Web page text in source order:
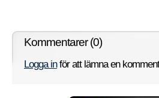
Kommentarer (0)
Logga inför att lämna en